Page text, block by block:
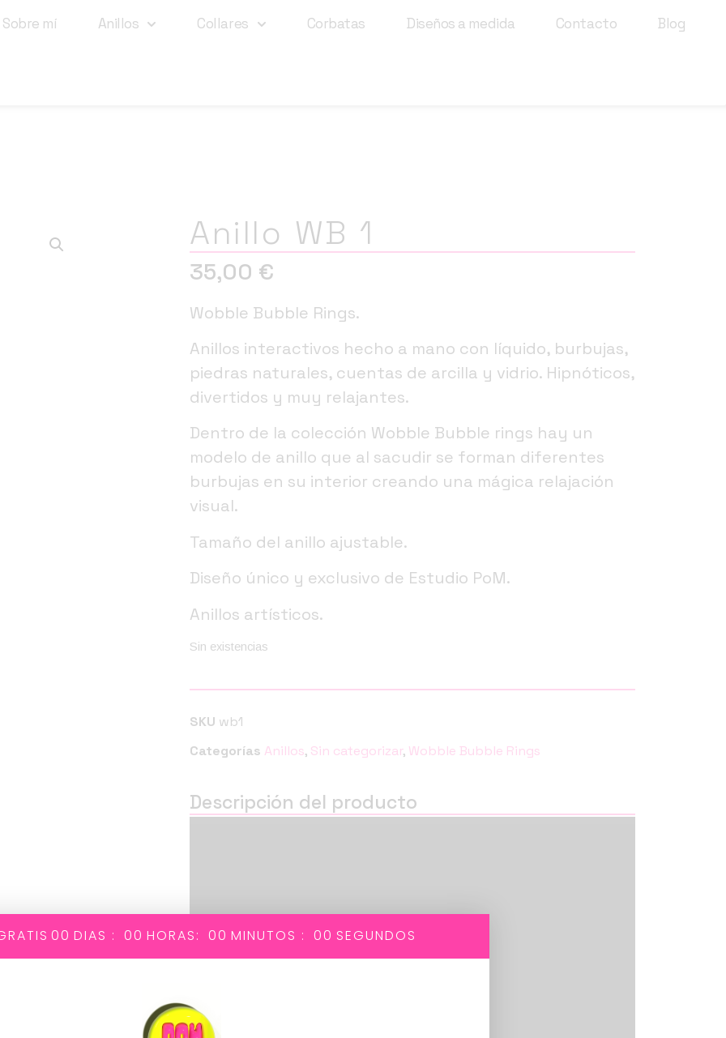
Sobre mí Anillos Collares Corbatas Diseños a medida Contacto Blog
Anillo WB 1
35,00 €
Wobble Bubble Rings.
Anillos interactivos hecho a mano con líquido, burbujas,
piedras naturales, cuentas de arcilla y vidrio. Hipnóticos,
divertidos y muy relajantes.
Dentro de la colección Wobble Bubble rings hay un
modelo de anillo que al sacudir se forman diferentes
burbujas en su interior creando una mágica relajación
visual.
Tamaño del anillo ajustable.
Diseño único y exclusivo de Estudio PoM.
Anillos artísticos.
Sin existencias
SKU wb1
Categorías Anillos, Sin categorizar, Wobble Bubble Rings
Descripción del producto
00 DIAS : 00 HORAS: 00 MINUTOS : 00 SEGUNDOS